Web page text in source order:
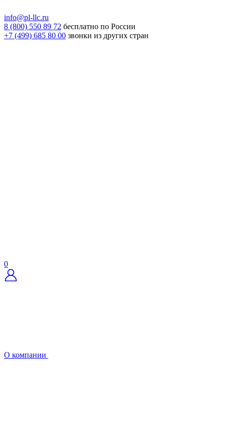
info@pl-llc.ru
8 (800) 550 89 72 бесплатно по России
+7 (499) 685 80 00 звонки из других стран
0
О компании